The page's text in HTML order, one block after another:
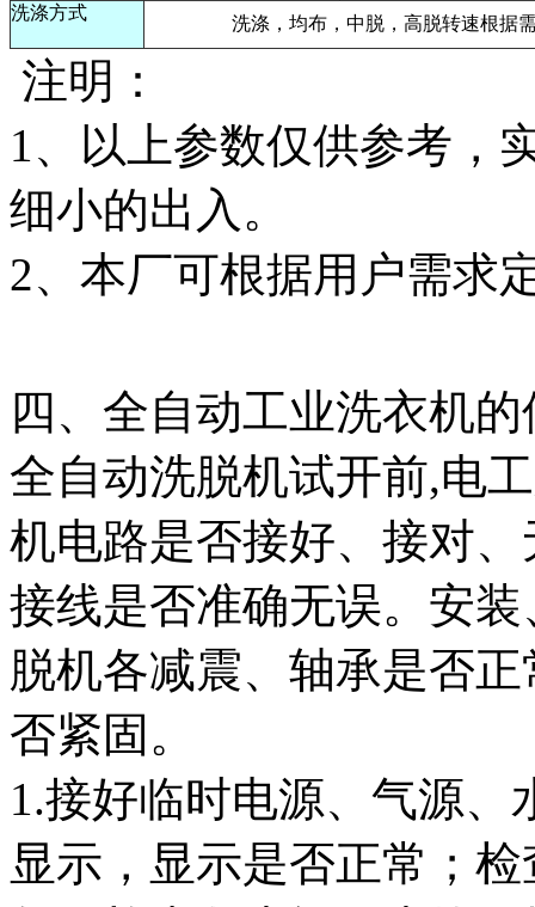
洗涤方式
洗涤，均布，中脱，高脱转速根据
注明：
1、以上参数仅供参考，
细小的出入。
2、本厂可根据用户需求
四、全自动工业洗衣机
全自动洗脱机试开前,电
机电路是否接好、接对
接线是否准确无误。安
脱机各减震、轴承是否
否紧固。
1.接好临时电源、气源
显示，显示是否正常；